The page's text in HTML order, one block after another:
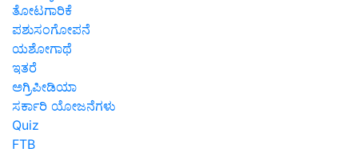
ತೋಟಗಾರಿಕೆ
ಪಶುಸಂಗೋಪನೆ
ಯಶೋಗಾಥೆ
ಇತರೆ
ಅಗ್ರಿಪೀಡಿಯಾ
ಸರ್ಕಾರಿ ಯೋಜನೆಗಳು
Quiz
FTB